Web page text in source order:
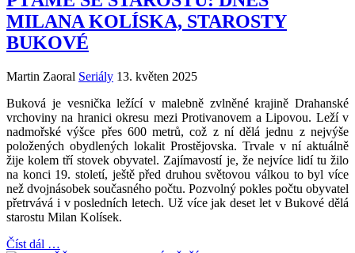
MILANA KOLÍSKA, STAROSTY
BUKOVÉ
Martin Zaoral Seriály 13. květen 2025
Buková je vesnička ležící v malebně zvlněné krajině Drahanské
vrchoviny na hranici okresu mezi Protivanovem a Lipovou. Leží v
nadmořské výšce přes 600 metrů, což z ní dělá jednu z nejvýše
položených obydlených lokalit Prostějovska. Trvale v ní aktuálně
žije kolem tří stovek obyvatel. Zajímavostí je, že nejvíce lidí tu žilo
na konci 19. století, ještě před druhou světovou válkou to byl více
než dvojnásobek současného počtu. Pozvolný pokles počtu obyvatel
přetrvává i v posledních letech. Už více jak deset let v Bukové dělá
starostu Milan Kolísek.
Číst dál …